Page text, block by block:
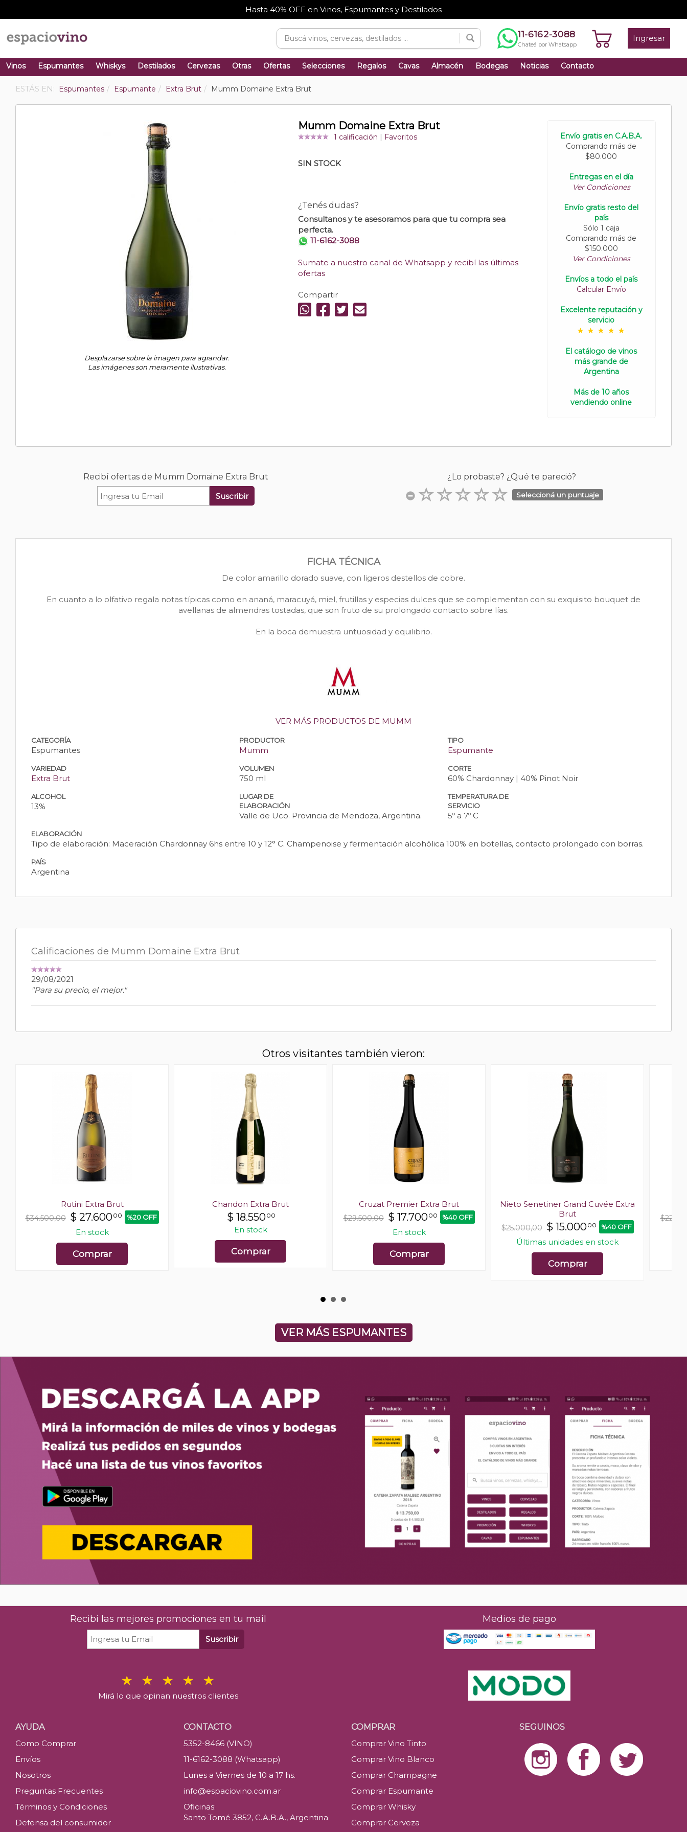
Hasta 40% OFF en Vinos, Espumantes y Destilados
11-6162-3088
Chateá por Whatsapp
Ingresar
Vinos Espumantes Whiskys Destilados Cervezas Otras Ofertas Selecciones Regalos Cavas Almacén Bodegas Noticias Contacto
ESTÁS EN: Espumantes Espumante Extra Brut Mumm Domaine Extra Brut
Desplazarse sobre la imagen para agrandar.
Las imágenes son meramente ilustrativas.
Mumm Domaine Extra Brut
1 calificación Favoritos
SIN STOCK
¿Tenés dudas?
Consultanos y te asesoramos para que tu compra sea
perfecta.
11-6162-3088
Sumate a nuestro canal de Whatsapp y recibí las últimas
ofertas
Compartir
Envío gratis en C.A.B.A.
Comprando más de
$80.000
Entregas en el día
Ver Condiciones
Envío gratis resto del
país
Sólo 1 caja
Comprando más de
$150.000
Ver Condiciones
Envíos a todo el país
Calcular Envío
Excelente reputación y
servicio
El catálogo de vinos
más grande de
Argentina
Más de 10 años
vendiendo online
Recibí ofertas de Mumm Domaine Extra Brut
Suscribir
¿Lo probaste? ¿Qué te pareció?
Seleccioná un puntuaje
FICHA TÉCNICA
De color amarillo dorado suave, con ligeros destellos de cobre.
En cuanto a lo olfativo regala notas típicas como en ananá, maracuyá, miel, frutillas y especias dulces que se complementan con su exquisito bouquet de
avellanas de almendras tostadas, que son fruto de su prolongado contacto sobre lías.
En la boca demuestra untuosidad y equilibrio.
VER MÁS PRODUCTOS DE MUMM
CATEGORÍA
Espumantes
PRODUCTOR
Mumm
TIPO
Espumante
VARIEDAD
Extra Brut
VOLUMEN
750 ml
CORTE
60% Chardonnay | 40% Pinot Noir
ALCOHOL
13%
LUGAR DE
ELABORACIÓN
Valle de Uco. Provincia de Mendoza, Argentina.
TEMPERATURA DE
SERVICIO
5º a 7º C
ELABORACIÓN
Tipo de elaboración: Maceración Chardonnay 6hs entre 10 y 12° C. Champenoise y fermentación alcohólica 100% en botellas, contacto prolongado con borras.
PAÍS
Argentina
Calificaciones de Mumm Domaine Extra Brut
29/08/2021
"Para su precio, el mejor."
Otros visitantes también vieron:
Rutini Extra Brut
$34.500,00 $ 27.60000 %20 OFF
En stock
Comprar
Chandon Extra Brut
$ 18.55000
En stock
Comprar
Cruzat Premier Extra Brut
$29.500,00 $ 17.70000 %40 OFF
En stock
Comprar
Nieto Senetiner Grand Cuvée Extra
Brut
$25.000,00 $ 15.00000 %40 OFF
Últimas unidades en stock
Comprar
VER MÁS ESPUMANTES
Recibí las mejores promociones en tu mail
Suscribir
Mirá lo que opinan nuestros clientes
Medios de pago
AYUDA
Como Comprar
Envíos
Nosotros
Preguntas Frecuentes
Términos y Condiciones
Defensa del consumidor
CONTACTO
5352-8466 (VINO)
11-6162-3088 (Whatsapp)
Lunes a Viernes de 10 a 17 hs.
info@espaciovino.com.ar
Oficinas:
Santo Tomé 3852, C.A.B.A., Argentina
COMPRAR
Comprar Vino Tinto
Comprar Vino Blanco
Comprar Champagne
Comprar Espumante
Comprar Whisky
Comprar Cerveza
SEGUINOS